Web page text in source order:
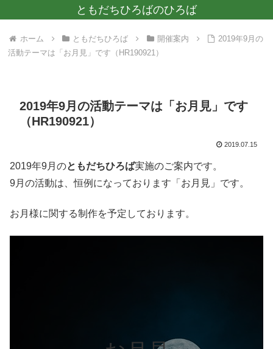
ともだちひろばのひろば
ホーム ともだちひろば 開催案内
2019年9月の
活動テーマは「お月見」です（HR190921）
2019年9月の活動テーマは「お月見」です
（HR190921）
2019.07.15
2019年9月のともだちひろば実施のご案内です。
9月の活動は、恒例になっております「お月見」です。
お月様に関する制作を予定しております。